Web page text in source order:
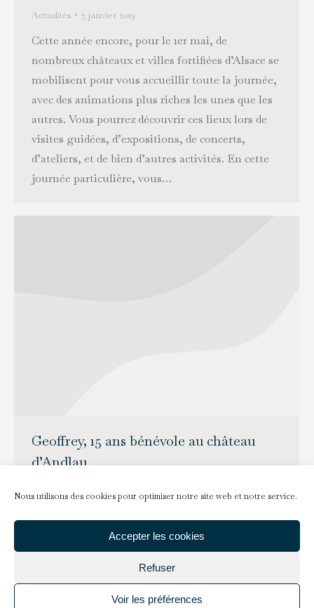
Nous utilisons des cookies pour optimiser notre site web et notre service.
Accepter les cookies
Refuser
Voir les préférences
Actualités 3 janvier 2019
Cette année encore, pour le 1er mai, de
nombreux châteaux et villes fortifiées d’Alsace se
mobilisent pour vous accueillir toute la journée,
avec des animations plus riches les unes que les
autres. Vous pourrez découvrir ces lieux lors de
visites guidées, d’expositions, de concerts,
d’ateliers, et de bien d’autres activités. En cette
journée particulière, vous…
Geoffrey, 15 ans bénévole au château
d’Andlau
Lycée Le Corbusier à Illkirch-Graffenstaden.
Enfant, il a parcouru de nombreux châteaux
d’Alsace avec ses parents. Il les connait presque
tous. Depuis qu’il a visité les châteaux de la